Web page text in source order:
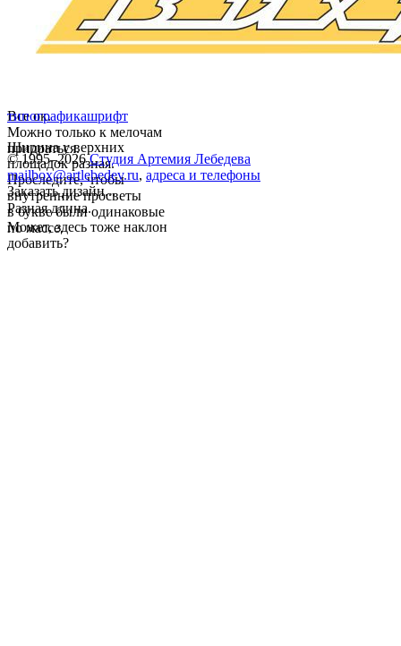
Все ок.
Можно только к мелочам
придраться.
Ширина у верхних
площадок разная.
Проследите, чтобы
внутренние просветы
в букве были одинаковые
по массе.
Разная длина.
Может, здесь тоже наклон
добавить?
типографикашрифт
© 1995–2026 Студия Артемия Лебедева
mailbox@artlebedev.ru, адреса и телефоны
Заказать дизайн...